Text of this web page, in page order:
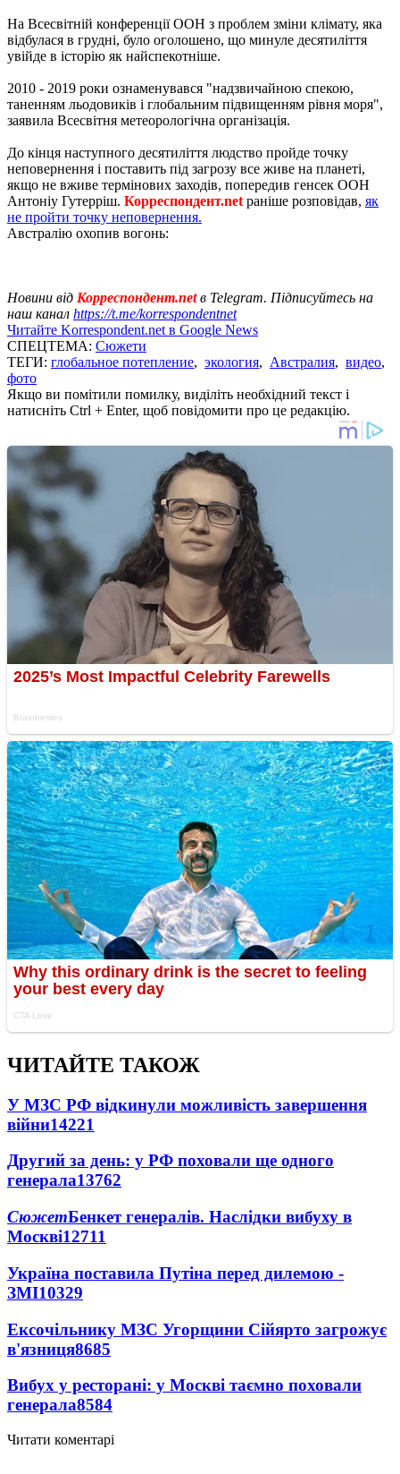
На Всесвітній конференції ООН з проблем зміни клімату, яка
відбулася в грудні, було оголошено, що минуле десятиліття
увійде в історію як найспекотніше.
2010 - 2019 роки ознаменувався "надзвичайною спекою,
таненням льодовиків і глобальним підвищенням рівня моря",
заявила Всесвітня метеорологічна організація.
До кінця наступного десятиліття людство пройде точку
неповернення і поставить під загрозу все живе на планеті,
якщо не вживе термінових заходів, попередив генсек ООН
Антоніу Гутерріш. Корреспондент.net раніше розповідав, як
не пройти точку неповернення.
Австралію охопив вогонь:
Новини від Корреспондент.netв Telegram. Підписуйтесь на
наш канал https://t.me/korrespondentnet
Читайте Korrespondent.net в Google News
СПЕЦТЕМА: Сюжети
ТЕГИ: глобальное потепление, экология, Австралия, видео,
фото
Якщо ви помітили помилку, виділіть необхідний текст і
натисніть Ctrl + Enter, щоб повідомити про це редакцію.
ЧИТАЙТЕ ТАКОЖ
У МЗС РФ відкинули можливість завершення
війни14221
Другий за день: у РФ поховали ще одного
генерала13762
СюжетБенкет генералів. Наслідки вибуху в
Москві12711
Україна поставила Путіна перед дилемою -
ЗМІ10329
Ексочільнику МЗС Угорщини Сійярто загрожує
в'язниця8685
Вибух у ресторані: у Москві таємно поховали
генерала8584
Читати коментарі